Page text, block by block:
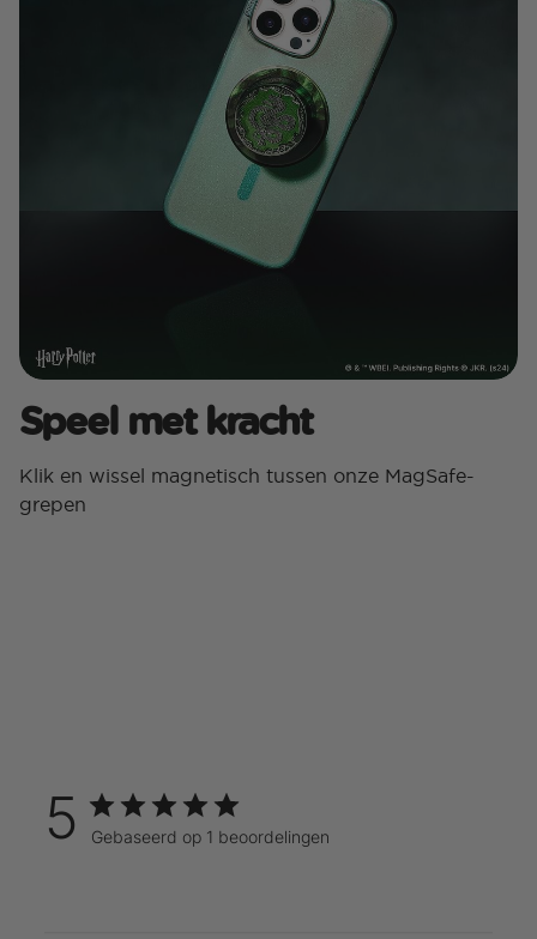
Speel met kracht
Klik en wissel magnetisch tussen onze MagSafe-
grepen
5 Gebaseerd op 1 beoordelingen